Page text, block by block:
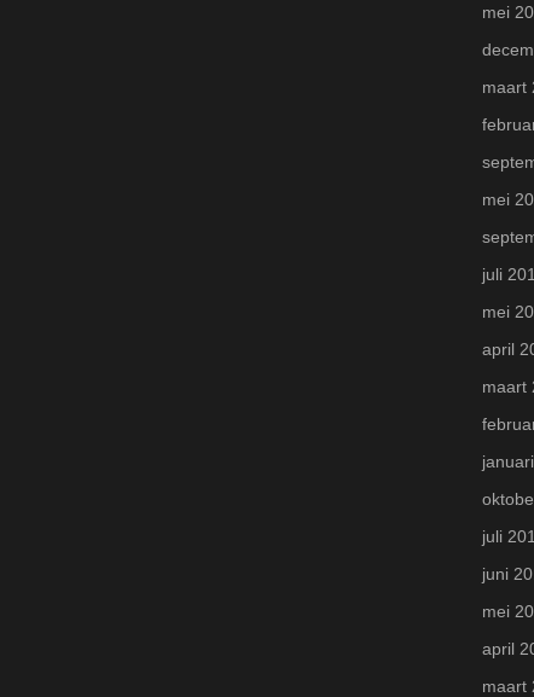
mei
maart
mei
juli
mei
april
maart
juli
juni
mei
april
maart